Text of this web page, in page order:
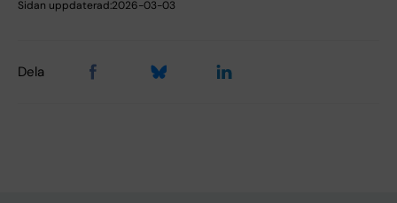
Sidan uppdaterad:2026-03-03
Dela